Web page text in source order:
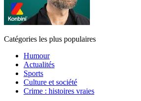
Catégories les plus populaires
Humour
Actualités
Sports
Culture et société
Crime : histoires vraies